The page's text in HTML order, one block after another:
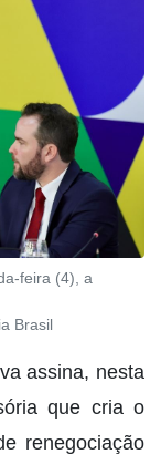
feira (4), a
Brasil
assina, nesta
que cria o
renegociação